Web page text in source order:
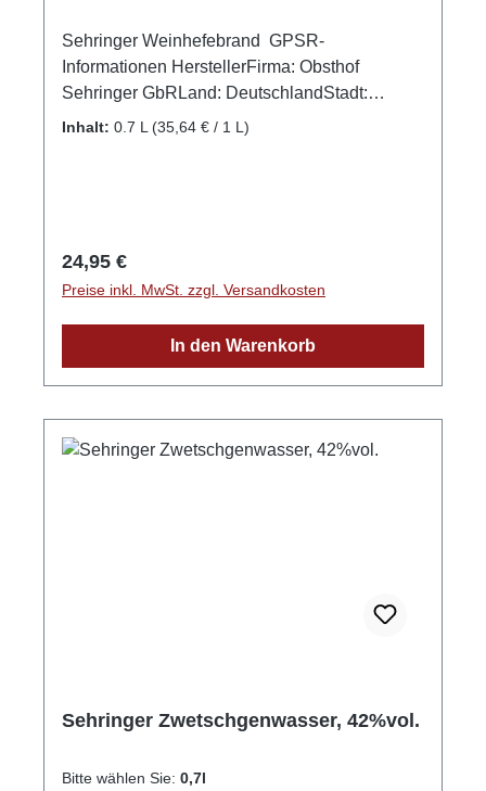
Sehringer Weinhefebrand GPSR-
Informationen HerstellerFirma: Obsthof
Sehringer GbRLand: DeutschlandStadt:
MengenStraße: Hauptstr. 1aPostleitzahl:
Inhalt: 0.7 L (35,64 € / 1 L)
Regulärer Preis:
24,95 €
Preise inkl. MwSt. zzgl. Versandkosten
In den Warenkorb
Sehringer Zwetschgenwasser, 42%vol.
Bitte wählen Sie: 0,7l